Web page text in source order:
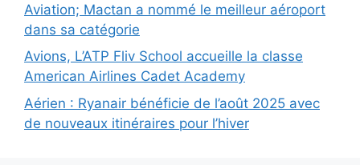
Aviation; Mactan a nommé le meilleur aéroport
dans sa catégorie
Avions, L’ATP Fliv School accueille la classe
American Airlines Cadet Academy
Aérien : Ryanair bénéficie de l’août 2025 avec
de nouveaux itinéraires pour l’hiver